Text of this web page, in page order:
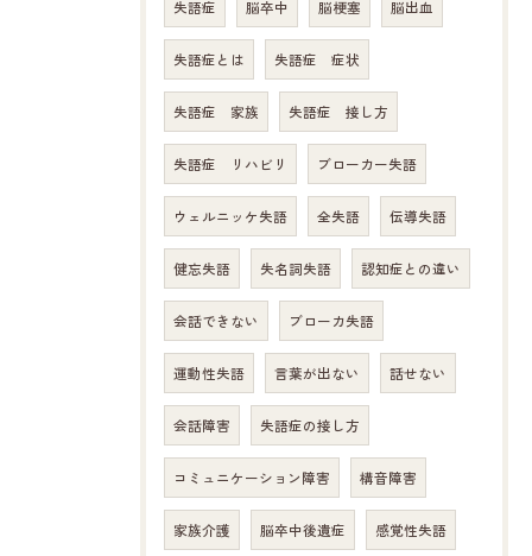
失語症 脳卒中 脳梗塞 脳出血
失語症とは 失語症 症状
失語症 家族 失語症 接し方
失語症 リハビリ ブローカー失語
ウェルニッケ失語 全失語 伝導失語
健忘失語 失名詞失語 認知症との違い
会話できない ブローカ失語
運動性失語 言葉が出ない 話せない
会話障害 失語症の接し方
コミュニケーション障害 構音障害
家族介護 脳卒中後遺症 感覚性失語